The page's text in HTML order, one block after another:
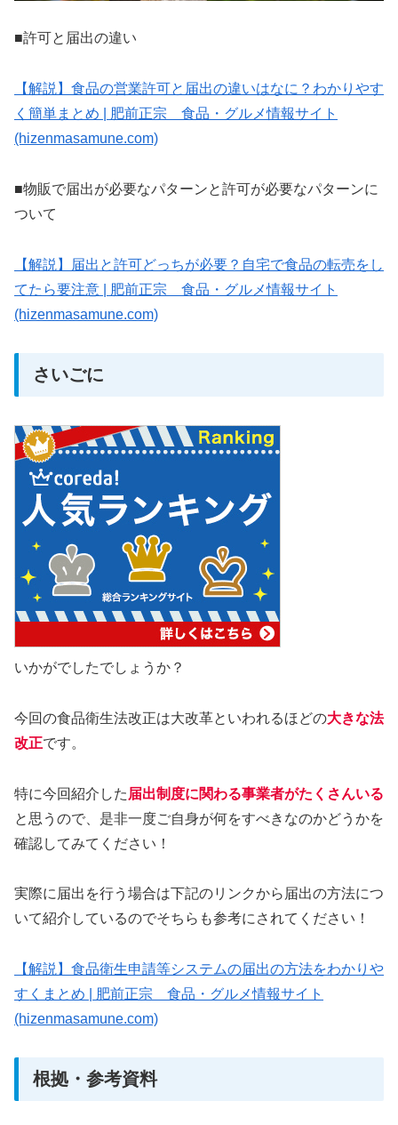
■許可と届出の違い
【解説】食品の営業許可と届出の違いはなに？わかりやす
く簡単まとめ | 肥前正宗 食品・グルメ情報サイト
(hizenmasamune.com)
■物販で届出が必要なパターンと許可が必要なパターンに
ついて
【解説】届出と許可どっちが必要？自宅で食品の転売をし
てたら要注意 | 肥前正宗 食品・グルメ情報サイト
(hizenmasamune.com)
さいごに
いかがでしたでしょうか？
今回の食品衛生法改正は大改革といわれるほどの大きな法
改正です。
特に今回紹介した 届出制度に関わる事業者がたくさんいる
と思うので、是非一度ご自身が何をすべきなのかどうかを
確認してみてください！
実際に届出を行う場合は下記のリンクから届出の方法につ
いて紹介しているのでそちらも参考にされてください！
【解説】食品衛生申請等システムの届出の方法をわかりや
すくまとめ | 肥前正宗 食品・グルメ情報サイト
(hizenmasamune.com)
根拠・参考資料